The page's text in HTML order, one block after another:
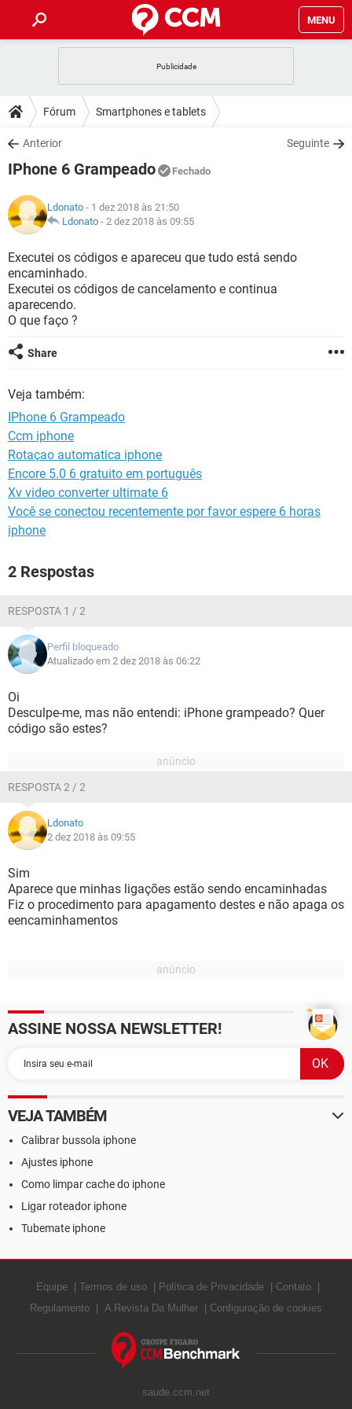
MENU
CELULAR FACEBOOK
OUTLOOK
INSTAGRAM GMAIL
GUIA DE COMPRAS
DICAS
JOGOS WHATSAPP
INSTAGRAM
GUIA DE COMPRAS
DOWNLOADS
JOGOS WHATSAPP
CELULAR
OUTLOOK EXCEL
INSTAGRAM
GUIA DE COMPRAS
JOGOS
CELULAR
OUTLOOK EXCEL
INSTAGRAM GMAIL
GUIA DE COMPRAS
GLOSSÁRIO
WHATSAPP
CELULAR
OUTLOOK
INSTAGRAM
GUIA DE COMPRAS
Fórum Smartphones e tablets
Anterior Seguinte
IPhone 6 Grampeado Fechado
Ldonato - 1 dez 2018 às 21:50
Ldonato - 2 dez 2018 às 09:55
Executei os códigos e apareceu que tudo está sendo
encaminhado.
Executei os códigos de cancelamento e continua
aparecendo.
O que faço ?
Share
Veja também:
IPhone 6 Grampeado
Ccm iphone
Rotaçao automatica iphone
Encore 5.0 6 gratuito em português
Xv video converter ultimate 6
Você se conectou recentemente por favor espere 6 horas
iphone
2 Respostas
RESPOSTA 1 / 2
Perfil bloqueado
Atualizado em 2 dez 2018 às 06:22
Oi
Desculpe-me, mas não entendi: iPhone grampeado? Quer
código são estes?
RESPOSTA 2 / 2
Ldonato
2 dez 2018 às 09:55
Sim
Aparece que minhas ligações estão sendo encaminhadas
Fiz o procedimento para apagamento destes e não apaga os
eencaminhamentos
ASSINE NOSSA NEWSLETTER!
VEJA TAMBÉM
Calibrar bussola iphone
Ajustes iphone
Como limpar cache do iphone
Ligar roteador iphone
Tubemate iphone
Equipe Termos de uso Política de Privacidade
Contato
Regulamento
A Revista Da Mulher Configuração de cookies
saude.ccm.net